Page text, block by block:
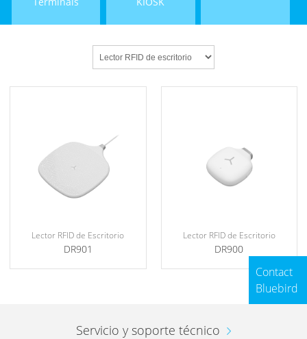
Lector RFID de Escritorio
DR901
Lector RFID de Escritorio
DR900
Contact
Bluebird
Servicio y soporte técnico